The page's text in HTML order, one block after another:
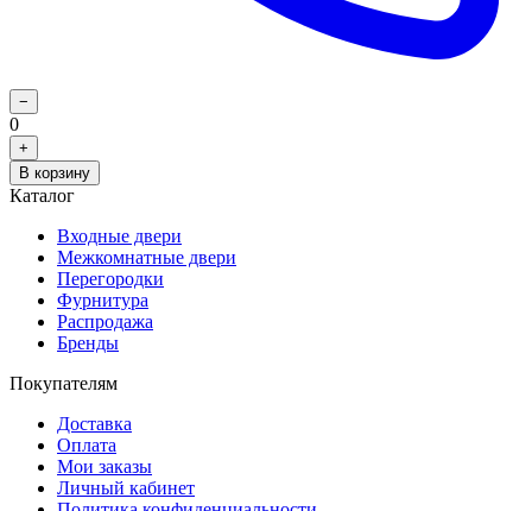
−
0
+
В корзину
Каталог
Входные двери
Межкомнатные двери
Перегородки
Фурнитура
Распродажа
Бренды
Покупателям
Доставка
Оплата
Мои заказы
Личный кабинет